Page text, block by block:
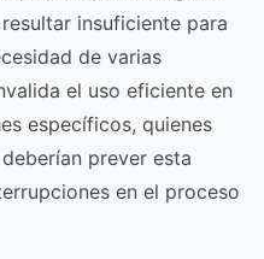
insuficiente para
de varias
el uso eficiente en
específicos, quienes
prever esta
en el proceso